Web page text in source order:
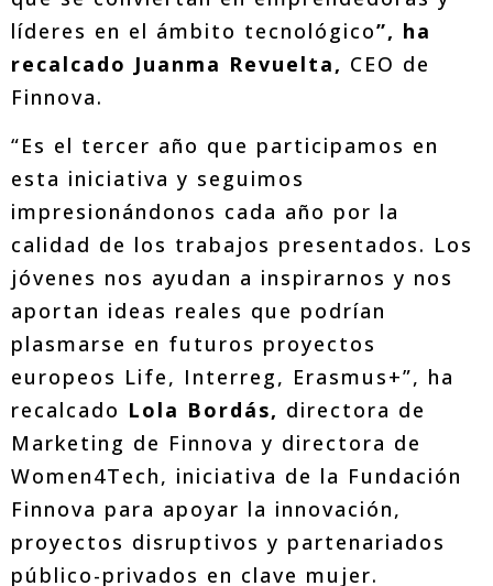
líderes en el ámbito tecnológico”, ha
recalcado Juanma Revuelta, CEO de
Finnova.
“Es el tercer año que participamos en
esta iniciativa y seguimos
impresionándonos cada año por la
calidad de los trabajos presentados. Los
jóvenes nos ayudan a inspirarnos y nos
aportan ideas reales que podrían
plasmarse en futuros proyectos
europeos Life, Interreg, Erasmus+”, ha
recalcado Lola Bordás, directora de
Marketing de Finnova y directora de
Women4Tech, iniciativa de la Fundación
Finnova para apoyar la innovación,
proyectos disruptivos y partenariados
público-privados en clave mujer.